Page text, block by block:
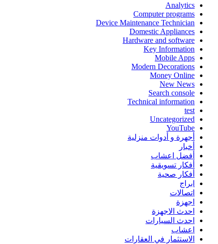
Analytics
Computer programs
Device Maintenance Technician
Domestic Appliances
Hardware and software
Key Information
Mobile Apps
Modern Decorations
Money Online
New News
Search console
Technical information
test
Uncategorized
YouTube
أجهرة و أدوات منزلية
أخبار
أفضل اعشاب
أفكار تسويقية
أفكار صحية
ابراج
اتصالات
اجهزة
احدث الاجهزة
احدث السيارات
اعشاب
الاستثمار في العقارات